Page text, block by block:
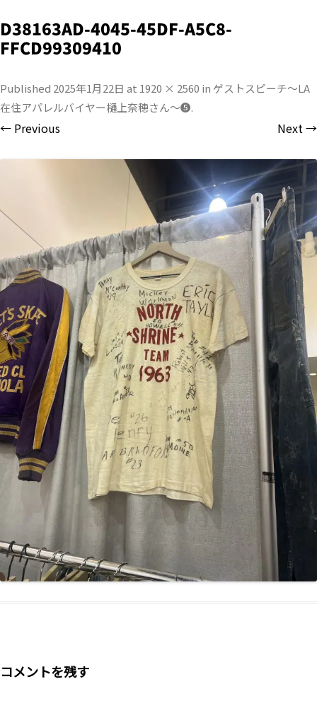
D38163AD-4045-45DF-A5C8-
FFCD99309410
Published 2025年1月22日 at 1920 × 2560 in ゲストスピーチ〜LA
在住アパレルバイヤー樋上奈穂さん〜❺.
← Previous Next →
コメントを残す